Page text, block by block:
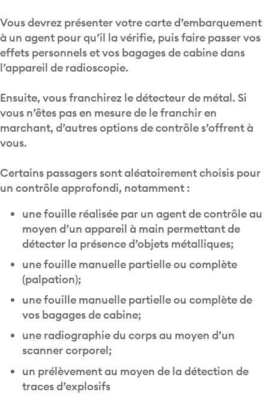
Vous devrez présenter votre carte d’embarquement
à un agent pour qu’il la vérifie, puis faire passer vos
effets personnels et vos bagages de cabine dans
l’appareil de radioscopie.
Ensuite, vous franchirez le détecteur de métal. Si
vous n’êtes pas en mesure de le franchir en
marchant, d’autres options de contrôle s’offrent à
vous.
Certains passagers sont aléatoirement choisis pour
un contrôle approfondi, notamment :
une fouille réalisée par un agent de contrôle au
moyen d’un appareil à main permettant de
détecter la présence d’objets métalliques;
une fouille manuelle partielle ou complète
(palpation);
une fouille manuelle partielle ou complète de
vos bagages de cabine;
une radiographie du corps au moyen d’un
scanner corporel;
un prélèvement au moyen de la détection de
traces d’explosifs